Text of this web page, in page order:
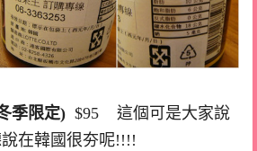
季限定) $95 這個可是大家說
在韓國很夯呢!!!!